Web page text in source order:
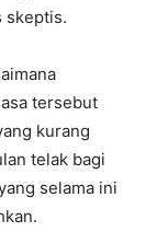
skeptis.
tersebut
kurang
telak bagi
selama ini